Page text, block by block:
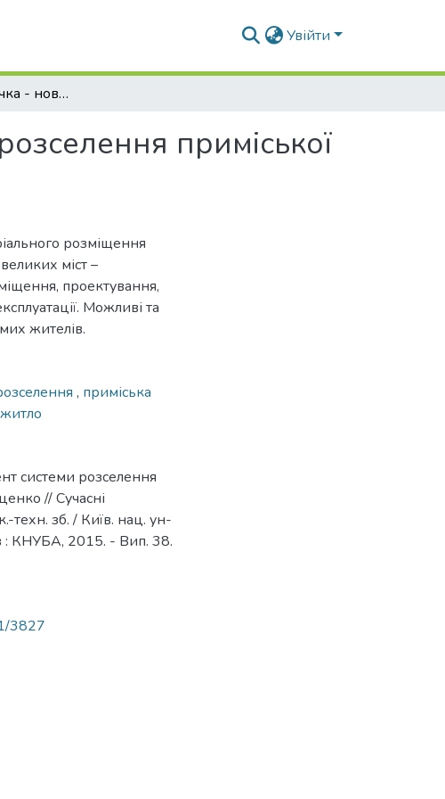
Увійти
Котеджні містечка - новий елемент системи розселення приміської зони великих міст України
приміської
розміщення
міст –
проектування,
Можливі та
жителів.
, приміська
системи розселення
// Сучасні
техн. зб. / Київ. нац. ун-
: КНУБА, 2015. - Вип. 38.
3827